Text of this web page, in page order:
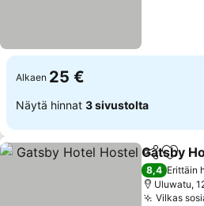
Alkaen 25 €
Näytä hinnat 3 sivustolta
Jaa Lisää
Gatsby
8,4 Erittäin
Uluwatu,
Vilkas